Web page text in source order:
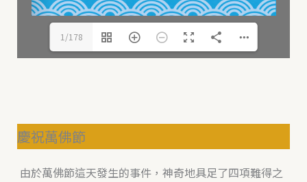
1/178
慶祝萬佛節
由於萬佛節這天發生的事件，神奇地具足了四項難得之